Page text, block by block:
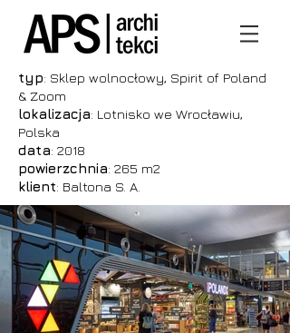
typ: Sklep wolnocłowy, Spirit of Poland
& Zoom
lokalizacja: Lotnisko we Wrocławiu,
Polska
data: 2018
powierzchnia: 265 m2
klient: Baltona S. A.